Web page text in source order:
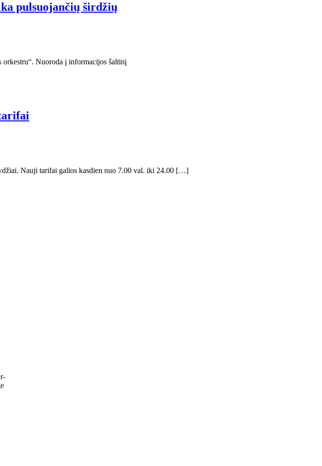
pulsuojančių širdžių
orkestru“. Nuoroda į informacijos šaltinį
Nauji tarifai galios kasdien nuo 7.00 val. iki 24.00 […]